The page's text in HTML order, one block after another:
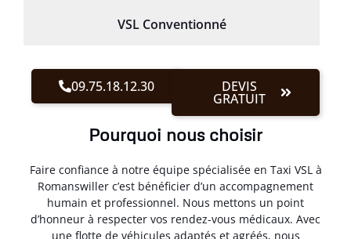
VSL Conventionné
09.75.18.12.30 DEVIS
GRATUIT
Pourquoi nous choisir
Faire confiance à notre équipe spécialisée en Taxi VSL à
Romanswiller c’est bénéficier d’un accompagnement
humain et professionnel. Nous mettons un point
d’honneur à respecter vos rendez-vous médicaux. Avec
une flotte de véhicules adaptés et agréés, nous